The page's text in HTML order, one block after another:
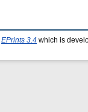
EPrints 3.4 which is